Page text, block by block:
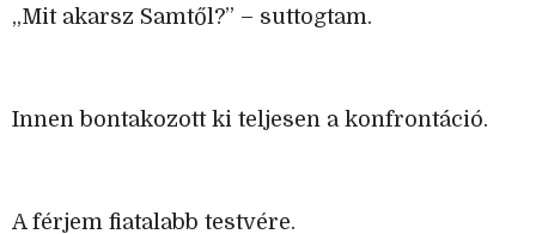
„Mit akarsz Samtől?” – suttogtam.
Innen bontakozott ki teljesen a konfrontáció.
A férjem fiatalabb testvére.